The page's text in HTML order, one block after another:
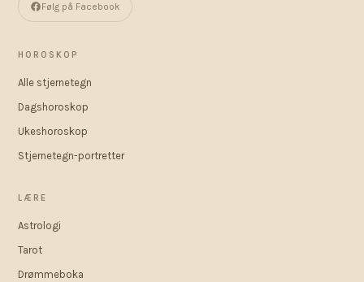
Følg på Facebook
HOROSKOP
Alle stjernetegn
Dagshoroskop
Ukeshoroskop
Stjernetegn-portretter
LÆRE
Astrologi
Tarot
Drømmeboka